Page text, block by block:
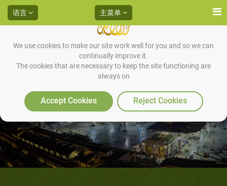
We use cookies to make our site work well for you and so we can
continually improve it.
The cookies that are necessary to keep the site functioning are
always on
Accept Cookies Reject Cookies
语言 主菜单
内宣礼的圣行